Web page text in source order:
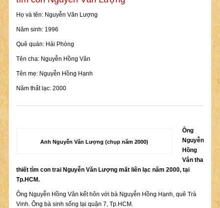
Họ và tên: Nguyễn Văn Lượng
Năm sinh: 1996
Quê quán: Hải Phòng
Tên cha: Nguyễn Hồng Vân
Tên mẹ: Nguyễn Hồng Hạnh
Năm thất lạc: 2000
Anh Nguyễn Văn Lượng (chụp năm 2000)
Ông
Nguyễn
Hồng
Vân tha
thiết tìm con trai Nguyễn Văn Lượng mất liên lạc năm 2000, tại
Tp.HCM.
Ông Nguyễn Hồng Vân kết hôn với bà Nguyễn Hồng Hạnh, quê Trà
Vinh. Ông bà sinh sống tại quận 7, Tp.HCM.